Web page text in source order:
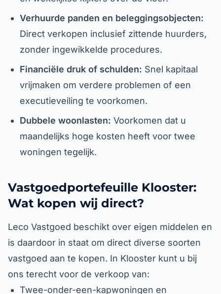
Verhuurde panden en beleggingsobjecten:
Direct verkopen inclusief zittende huurders,
zonder ingewikkelde procedures.
Financiële druk of schulden: Snel kapitaal
vrijmaken om verdere problemen of een
executieveiling te voorkomen.
Dubbele woonlasten: Voorkomen dat u
maandelijks hoge kosten heeft voor twee
woningen tegelijk.
Vastgoedportefeuille Klooster:
Wat kopen wij direct?
Leco Vastgoed beschikt over eigen middelen en
is daardoor in staat om direct diverse soorten
vastgoed aan te kopen. In Klooster kunt u bij
ons terecht voor de verkoop van:
Twee-onder-een-kapwoningen en